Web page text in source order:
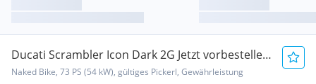
Ducati Scrambler Icon Dark 2G Jetzt vorbestellen
!Naked Bike, 73 PS (54 kW), gültiges Pickerl, Gewährleistung